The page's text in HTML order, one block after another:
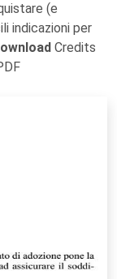
(e
indicazioni per
Credits